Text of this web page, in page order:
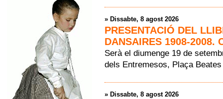
» Dissabte, 8 agost 2026
PRESENTACIÓ DEL
DANSAIRES 1908-2008.
Serà el diumenge 19 de
dels Entremesos, Plaça
» Dissabte, 8 agost 2026